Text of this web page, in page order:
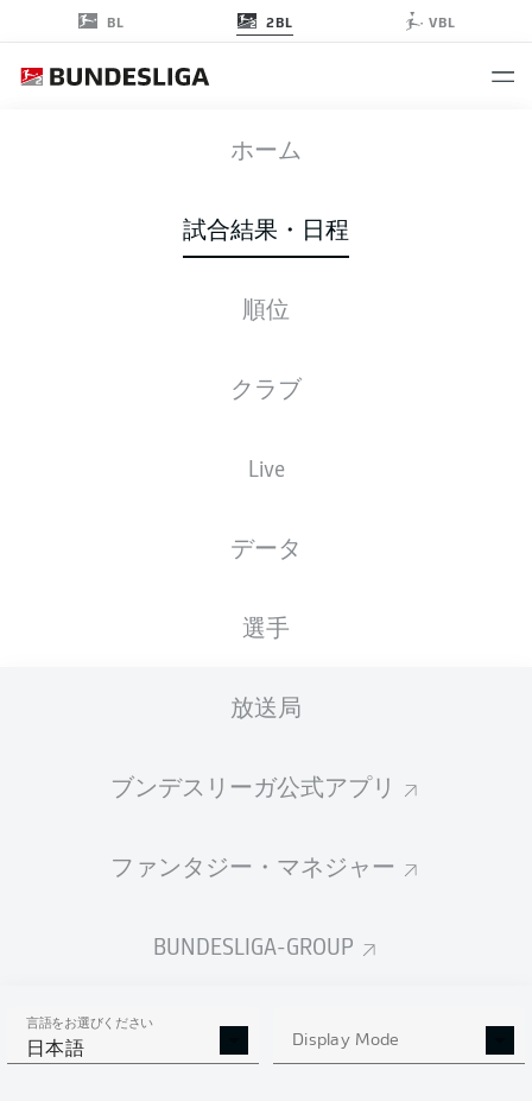
BL 2BL VBL
ホーム
試合結果・日程
順位
クラブ
Live
データ
選手
放送局
ブンデスリーガ公式アプリ
ファンタジー・マネジャー
BUNDESLIGA-GROUP
言語をお選びください
日本語 Display Mode
BOC STP
スターティングメンバー
0
0 % 成功率 0 %